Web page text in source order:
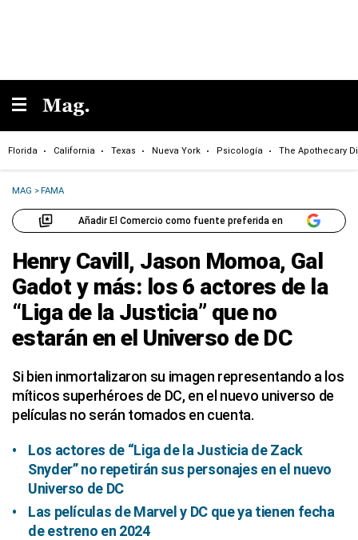
Florida California Texas Nueva York Psicología The Apothecary
MAG >FAMA
Añadir El Comercio como fuente preferida en
Henry Cavill, Jason Momoa, Gal
Gadot y más: los 6 actores de la
“Liga de la Justicia” que no
estarán en el Universo de DC
Si bien inmortalizaron su imagen representando a los
míticos superhéroes de DC, en el nuevo universo de
películas no serán tomados en cuenta.
Los actores de “Liga de la Justicia de Zack
Snyder” no repetirán sus personajes en el nuevo
Universo de DC
Las películas de Marvel y DC que ya tienen fecha
de estreno en 2024